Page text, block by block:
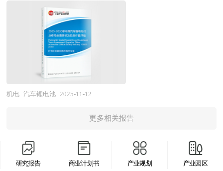
的供需状况、发展现状、子行业发展变化等进行了
分析，重点分析了国内外下一代芯片行业的发展现
状、如何面对行业的发展挑战、行业的发展建议、
行业竞争力，以及行业的投资分析和趋势预测等
等。报告还综合了下一代芯片行业的整体发展动
态，对行业在产品方面提供了参考建议和具体解决
办法。报告对于下一代芯片产品生产企业、经销
展规律、提高企业的运营效率、促进企业的发展壮
大有学术和实践的双重意义。
境调整经营策略。
通讯、自动化、能源转化与存储等多个关键行业。
在电子技术中，电子陶瓷用于制造电容器、滤波
器、声波器件、天线等核心元件；在通讯领域，作
为光通信器件和模块的封装材料，支撑光纤骨干
网、城域网及数据中心的高效运行；在自动化与能
源领域，电子陶瓷则用于传感器、换能器及能源存
储设备的制造，推动智能制造与清洁能源技术的发
展。此外，电子陶瓷还凭借耐高温、耐磨损、耐腐
端领域发挥重要作用。 本研究咨询报告由中研普
华咨询公司领衔撰写，在大量周密的市场调研基础
电池，用于为车辆的电气元件和系统供电，电压范
围通常为12V至48V。汽车锂电池产业链涵盖原材
料供应、电池制造、系统集成、应用市场等多个环
节。随着产业链的不断完善和协同发展，将形成更
加完整的生态体系，提升整体竞争力。 汽车锂电
池行业研究报告旨在从国家经济和产业发展的战略
的发展趋势，挖掘汽车锂电池行业的市场潜力，基
模、产业结构、区域结构、市场竞争、产业盈利水
平等多个角度市场变化的生动描绘，清晰发展方
机电 汽车锂电池 2025-11-12
更多相关报告
研究报告 商业计划书 产业规划 产业园区